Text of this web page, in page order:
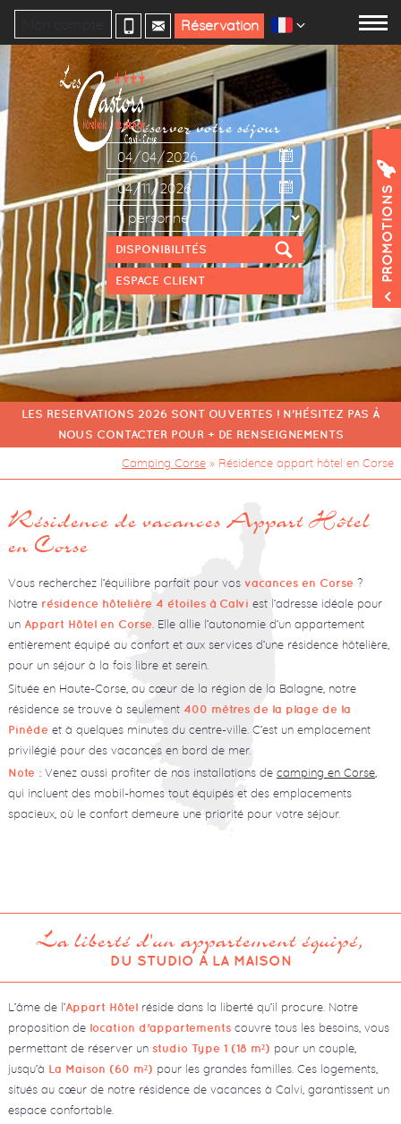
Mon compte Réservation
PROMOTIONS
LES RESERVATIONS 2026 SONT OUVERTES ! N'HÉSITEZ PAS À
NOUS CONTACTER POUR + DE RENSEIGNEMENTS
Réservez votre séjour
ESPACE CLIENT
Camping Corse » Résidence appart hôtel en Corse
Résidence de vacances Appart Hôtel
en Corse
Vous recherchez l’équilibre parfait pour vos vacances en Corse ?
Notre résidence hôtelière 4 étoiles à Calvi est l’adresse idéale pour
un Appart Hôtel en Corse . Elle allie l’autonomie d’un appartement
entièrement équipé au confort et aux services d’une résidence hôtelière,
pour un séjour à la fois libre et serein.
Située en Haute-Corse, au cœur de la région de la Balagne, notre
résidence se trouve à seulement 400 mètres de la plage de la
Pinède et à quelques minutes du centre-ville. C’est un emplacement
privilégié pour des vacances en bord de mer.
Note :Venez aussi profiter de nos installations de camping en Corse,
qui incluent des mobil-homes tout équipés et des emplacements
spacieux, où le confort demeure une priorité pour votre séjour.
La liberté d'un appartement équipé,
DU STUDIO À LA MAISON
L’âme de l’Appart Hôtelréside dans la liberté qu’il procure. Notre
proposition de location d’appartementscouvre tous les besoins, vous
permettant de réserver un studio Type 1 (18 m²) pour un couple,
jusqu’à La Maison (60 m²) pour les grandes familles. Ces logements,
situés au cœur de notre résidence de vacances à Calvi, garantissent un
espace confortable.